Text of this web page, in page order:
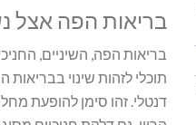
בריאות הפה אצל
בריאות הפה, השיניים,
תוכלי לזהות שינוי
דנטלי. זהו סימן להופעת